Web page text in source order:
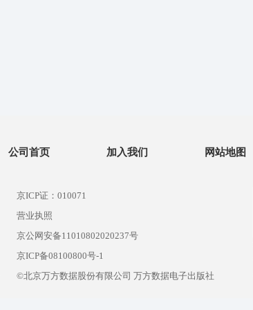
公司首页 加入我们 网站地图
京ICP证：010071
营业执照
京公网安备11010802020237号
京ICP备08100800号-1
©北京万方数据股份有限公司 万方数据电子出版社